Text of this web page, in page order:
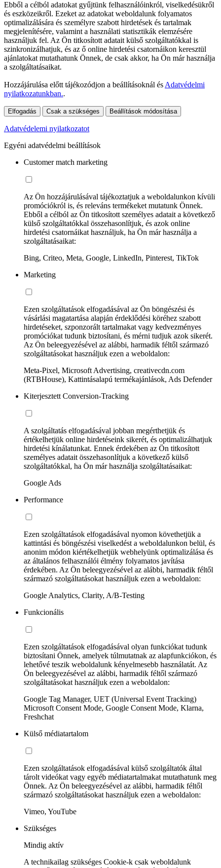
Ebből a célból adatokat gyűjtünk felhasználóinkról, viselkedésükről
és eszközeikről. Ezeket az adatokat weboldalunk folyamatos
optimalizálására és személyre szabott hirdetések és tartalmak
megjelenítésére, valamint a használati statisztikák elemzésére
használjuk fel. Az Ön titkosított adatait külső szolgáltatókkal is
szinkronizálhatjuk, és az ő online hirdetési csatornáikon keresztül
ajánlatokat mutathatunk Önnek, de csak akkor, ha Ön már használja
a szolgáltatásaikat.
Hozzájárulása előtt tájékozódjon a beállításoknál és Adatvédelmi
nyilatkozatunkban..
Elfogadás Csak a szükséges Beállítások módosítása
Adatvédelemi nyilatkozatot
Egyéni adatvédelmi beállítások
Customer match marketing
Az Ön hozzájárulásával tájékoztatjuk a weboldalunkon kívüli
promóciókról is, és releváns termékeket mutatunk Önnek.
Ebből a célból az Ön titkosított személyes adatait a következő
külső szolgáltatókkal összehasonlítjuk, és azok online
hirdetési csatornáikat használjuk, ha Ön már használja a
szolgáltatásaikat:
Bing, Criteo, Meta, Google, LinkedIn, Pinterest, TikTok
Marketing
Ezen szolgáltatások elfogadásával az Ön böngészési és
vásárlási magatartása alapján érdeklődési köréhez szabott
hirdetéseket, szponzorált tartalmakat vagy kedvezményes
promóciókat tudunk biztosítani, és mérni tudjuk azok sikerét.
Az Ön beleegyezésével az alábbi, harmadik féltől származó
szolgáltatásokat használjuk ezen a weboldalon:
Meta-Pixel, Microsoft Advertising, creativecdn.com
(RTBHouse), Kattintásalapú termékajánlások, Ads Defender
Kiterjesztett Conversion-Tracking
A szolgáltatás elfogadásával jobban megérthetjük és
értékelhetjük online hirdetéseink sikerét, és optimalizálhatjuk
hirdetési kínálatunkat. Ennek érdekében az Ön titkosított
személyes adatait összehasonlítjuk a következő külső
szolgáltatókkal, ha Ön már használja szolgáltatásaikat:
Google Ads
Performance
Ezen szolgáltatások elfogadásával nyomon követhetjük a
kattintási és böngészési viselkedést a weboldalunkon belül, és
anonim módon kiértékelhetjük webhelyünk optimalizálása és
az általános felhasználói élmény folyamatos javítása
érdekében. Az Ön beleegyezésével az alábbi, harmadik féltől
származó szolgáltatásokat használjuk ezen a weboldalon:
Google Analytics, Clarity, A/B-Testing
Funkcionális
Ezen szolgáltatások elfogadásával olyan funkciókat tudunk
biztosítani Önnek, amelyek túlmutatnak az alapfunkciókon, és
lehetővé teszik weboldalunk kényelmesebb használatát. Az
Ön beleegyezésével az alábbi, harmadik féltől származó
szolgáltatásokat használjuk ezen a weboldalon:
Google Tag Manager, UET (Universal Event Tracking)
Microsoft Consent Mode, Google Consent Mode, Klarna,
Freshchat
Külső médiatartalom
Ezen szolgáltatások elfogadásával külső szolgáltatók által
tárolt videókat vagy egyéb médiatartalmakat mutathatunk meg
Önnek. Az Ön beleegyezésével az alábbi, harmadik féltől
származó szolgáltatásokat használjuk ezen a weboldalon:
Vimeo, YouTube
Szükséges
Mindig aktív
A technikailag szükséges Cookie-k csak weboldalunk